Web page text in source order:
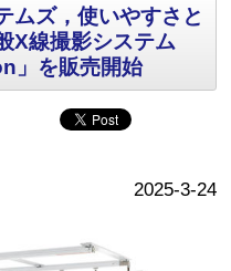
ムズ，使いやすさと
X線撮影システム
」を販売開始
2025-3-24